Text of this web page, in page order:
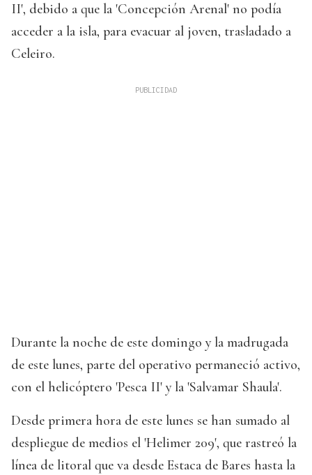
II', debido a que la 'Concepción Arenal' no podía
acceder a la isla, para evacuar al joven, trasladado a
Celeiro.
Durante la noche de este domingo y la madrugada
de este lunes, parte del operativo permaneció activo,
con el helicóptero 'Pesca II' y la 'Salvamar Shaula'.
Desde primera hora de este lunes se han sumado al
despliegue de medios el 'Helimer 209', que rastreó la
línea de litoral que va desde Estaca de Bares hasta la